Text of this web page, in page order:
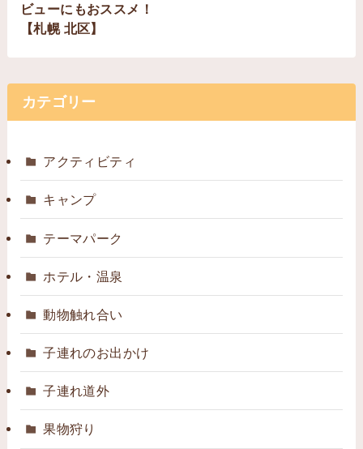
ビューにもおススメ！
【札幌 北区】
カテゴリー
アクティビティ
キャンプ
テーマパーク
ホテル・温泉
動物触れ合い
子連れのお出かけ
子連れ道外
果物狩り